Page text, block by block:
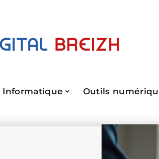
Informatique Outils